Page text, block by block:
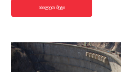
იხილეთ მეტი